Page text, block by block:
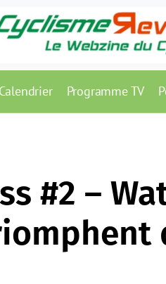
Calendrier Programme TV
#2 –